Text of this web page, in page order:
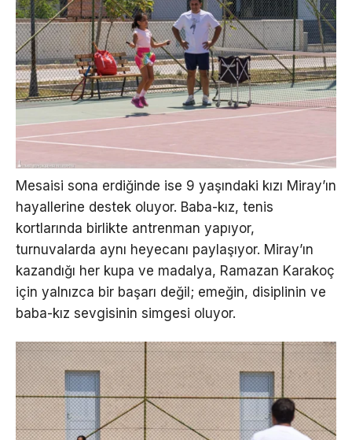
Mesaisi sona erdiğinde ise 9 yaşındaki kızı Miray’ın
hayallerine destek oluyor. Baba-kız, tenis
kortlarında birlikte antrenman yapıyor,
turnuvalarda aynı heyecanı paylaşıyor. Miray’ın
kazandığı her kupa ve madalya, Ramazan Karakoç
için yalnızca bir başarı değil; emeğin, disiplinin ve
baba-kız sevgisinin simgesi oluyor.